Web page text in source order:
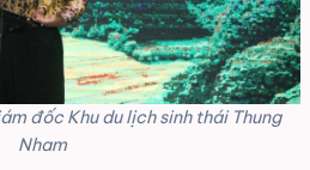
đốc Khu du lịch sinh thái Thung
Nham